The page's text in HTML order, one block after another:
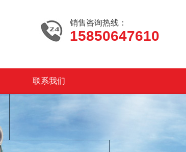
销售咨询热线：
15850647610
联系我们